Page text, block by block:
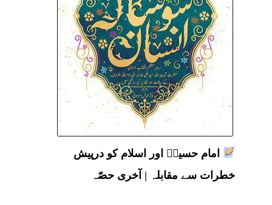
امام حسینؑ اور اسلام کو درپیش
خطرات سے مقابلہ | آخری حصّہ